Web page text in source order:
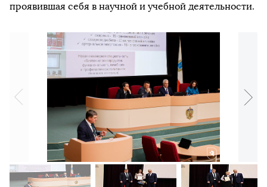
проявившая себя в научной и учебной деятельности.